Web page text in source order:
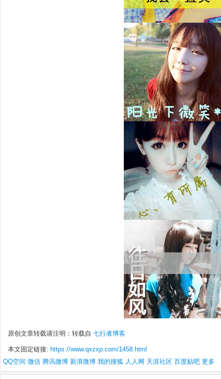
原创文章转载请注明：转载自 七行者博客
本文固定链接: https://www.qxzxp.com/1458.html
QQ空间 微信 腾讯微博 新浪微博 我的搜狐 人人网 天涯社区 百度贴吧 更多